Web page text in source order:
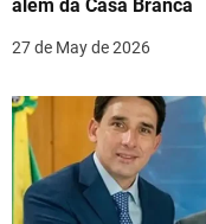
além da Casa Branca
27 de May de 2026